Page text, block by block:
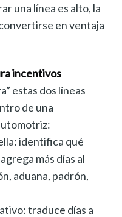
una línea es alto, la
en ventaja
incentivos
estas dos líneas
de una
identifica qué
más días al
aduana, padrón,
traduce días a